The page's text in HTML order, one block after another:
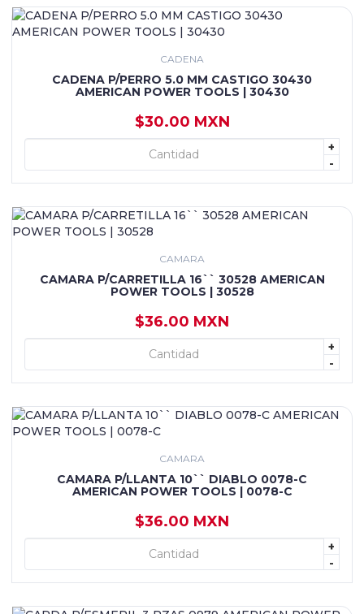
CADENA
CADENA P/PERRO 5.0 MM CASTIGO 30430
AMERICAN POWER TOOLS | 30430
$30.00 MXN
+
-
+ AGREGAR
CAMARA
CAMARA P/CARRETILLA 16`` 30528 AMERICAN
POWER TOOLS | 30528
$36.00 MXN
+
-
+ AGREGAR
CAMARA
CAMARA P/LLANTA 10`` DIABLO 0078-C
AMERICAN POWER TOOLS | 0078-C
$36.00 MXN
+
-
+ AGREGAR